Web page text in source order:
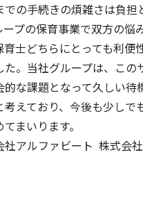
の手続きの煩雑さは負担
プの保育事業で双方の悩
士どちらにとっても利便
。当社グループは、この
な課題となって久しい待
えており、今後も少しで
まいります。
社アルファビート 株式会